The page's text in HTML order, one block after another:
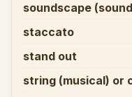
soundscape
staccato
stand out
string (musical) or